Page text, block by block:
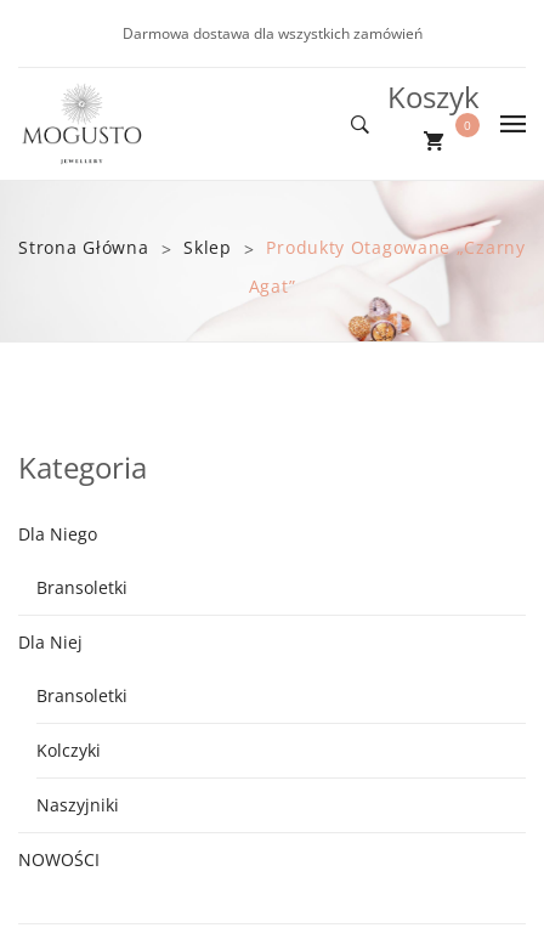
Darmowa dostawa dla wszystkich zamówień
Koszyk
0
Nie ma produktów w koszyku.
Bransoletki
NOWOŚCI
Strona Główna > Sklep > Produkty Otagowane „czarny
Agat”
Kategoria
Dla Niego
Bransoletki
Dla Niej
Bransoletki
Kolczyki
Naszyjniki
NOWOŚCI